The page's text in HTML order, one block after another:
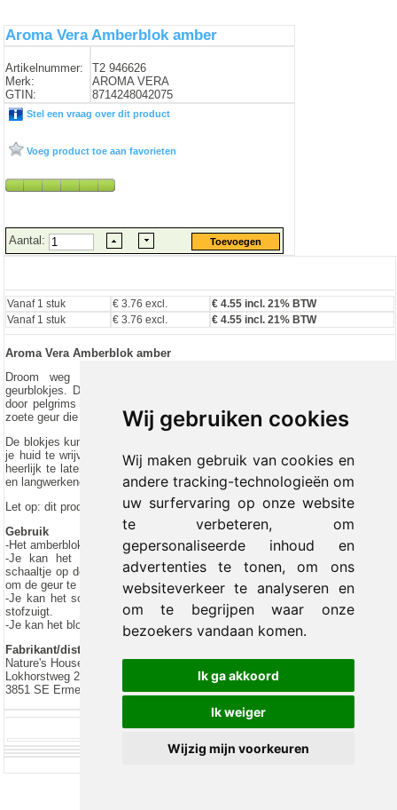
Wij gebruiken cookies
Wij maken gebruik van cookies en
andere tracking-technologieën om
uw surfervaring op onze website
te verbeteren, om
gepersonaliseerde inhoud en
advertenties te tonen, om ons
websiteverkeer te analyseren en
om te begrijpen waar onze
bezoekers vandaan komen.
Ik ga akkoord
Ik weiger
Wijzig mijn voorkeuren
Aroma Vera Amberblok amber
Artikelnummer:
Merk:
GTIN:
T2 946626
AROMA VERA
8714248042075
Stel een vraag over dit product
Voeg product toe aan favorieten
Aantal:
Vanaf 1 stuk € 3.76 excl. €4.55 incl. 21% BTW
Vanaf 1 stuk
€ 3.76 excl. € 4.55 incl. 21% BTW
Aroma Vera Amberblok amber
Droom weg met de heerlijke, natuurlijke geuren van Aroma Vera
geurblokjes. Deze luxueuze parfumblokjes worden al eeuwenlang gebruikt
door pelgrims in het Midden-Oosten. Ze geven een relaxerende warme en
zoete geur die maandenlang blijft hangen in je huis.
De blokjes kunnen ook als een natuurlijk parfum worden gebruikt door ze op
je huid te wrijven of in de kast in een jutezakje op te hangen om je kleren
heerlijk te laten ruiken. De parfumblokjes zijn daarom populair als een leuk
en langwerkend cadeautje!
Let op: dit product wordt per stuk verkocht (zonder schaaltje).
Gebruik
-Het amberblokje kan in huis gelegd worden op een schaaltje
-Je kan het schraapsel in een geurbrander doen smelten, of op een
schaaltje op de verwarming. Een paar keer per dag aanzetten is voldoende
om de geur te verspreiden in huis.
-Je kan het schraapsel op stofzuigen om de geur te verspreiden terwijl je
stofzuigt.
-Je kan het blokje op de huid wrijven als parfum.
Fabrikant/distributeur
Nature's House
Lokhorstweg 28
3851 SE Ermelo